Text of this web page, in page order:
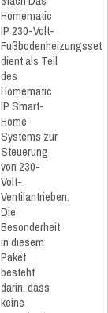
Homematic
IP 230-Volt-
Fußbodenheizungsset
dient als Teil
des
Homematic
IP Smart-
Home-
Systems zur
Steuerung
von 230-
Volt-
Ventilantrieben.
Die
Besonderheit
in diesem
Paket
besteht
darin, dass
keine